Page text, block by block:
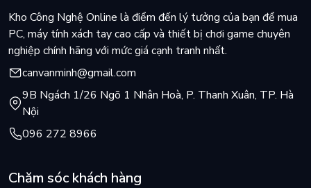
Kho Công Nghệ Online là điểm đến lý tưởng của bạn để mua
PC, máy tính xách tay cao cấp và thiết bị chơi game chuyên
nghiệp chính hãng với mức giá cạnh tranh nhất.
canvanminh@gmail.com
9B Ngách 1/26 Ngõ 1 Nhân Hoà, P. Thanh Xuân, TP. Hà
Nội
096 272 8966
Chăm sóc khách hàng